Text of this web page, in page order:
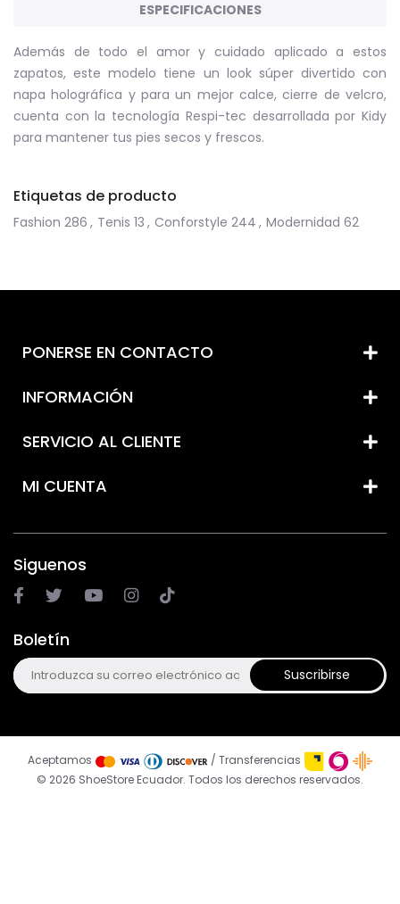
ESPECIFICACIONES
Además de todo el amor y cuidado aplicado a estos
zapatos, este modelo tiene un look súper divertido con
napa holográfica y para un mejor calce, cierre de velcro,
cuenta con la tecnología Respi-tec desarrollada por Kidy
para mantener tus pies secos y frescos.
Etiquetas de producto
Fashion 286 , Tenis 13 , Conforstyle 244 , Modernidad 62
PONERSE EN CONTACTO
INFORMACIÓN
SERVICIO AL CLIENTE
MI CUENTA
Siguenos
Boletín
Suscribirse
© 2026 ShoeStore Ecuador. Todos los derechos reservados.
Aceptamos / Transferencias